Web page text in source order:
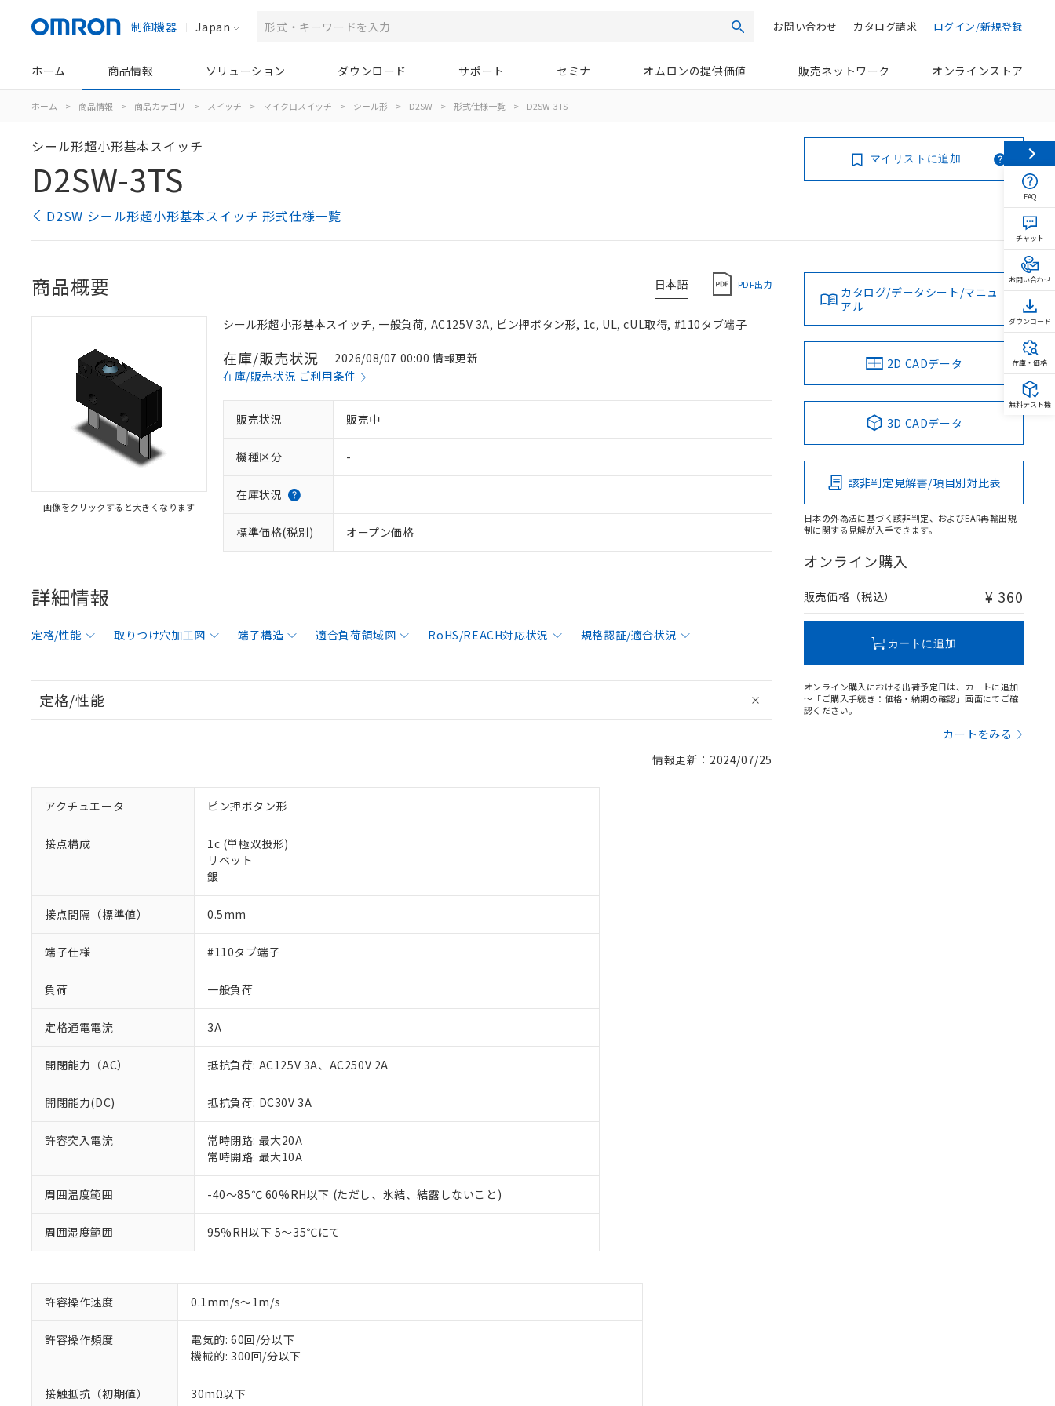
制御機器 Japan 検索 ログイン/新規登録
カタログ請求
お問い合わせ
ホーム 商品情報 ソリューション ダウンロード サポート セミナ オムロンの提供価値 販売ネットワーク オンラインストア
ホーム > 商品情報 > 商品カテゴリ > スイッチ > マイクロスイッチ > シール形 > D2SW > 形式仕様一覧 > D2SW-3TS
シール形超小形基本スイッチ
D2SW-3TS
D2SW シール形超小形基本スイッチ 形式仕様一覧
マイリストに追加
日本語 PDF出力
商品概要
画像をクリックすると大きくなります
シール形超小形基本スイッチ, 一般負荷, AC125V 3A, ピン押ボタン形, 1c, UL, cUL取得, #110タブ端子
在庫/販売状況
2026/08/07 00:00 情報更新
在庫/販売状況 ご利用条件
販売状況 販売中
機種区分 -
在庫状況
標準価格(税別) オープン価格
詳細情報
定格/性能 取りつけ穴加工図 端子構造 適合負荷領域図 RoHS/REACH対応状況 規格認証/適合状況
定格/性能
情報更新：2024/07/25
アクチュエータ ピン押ボタン形
接点構成
1c (単極双投形)
リベット
銀
接点間隔（標準値） 0.5mm
端子仕様 #110タブ端子
負荷 一般負荷
定格通電電流 3A
開閉能力（AC） 抵抗負荷: AC125V 3A、AC250V 2A
開閉能力(DC) 抵抗負荷: DC30V 3A
許容突入電流
常時閉路: 最大20A
常時開路: 最大10A
周囲温度範囲 -40～85℃ 60%RH以下 (ただし、氷結、結露しないこと)
周囲湿度範囲 95%RH以下 5～35℃にて
許容操作速度 0.1mm/s～1m/s
許容操作頻度
電気的: 60回/分以下
機械的: 300回/分以下
接触抵抗（初期値） 30mΩ以下
カタログ/データシート/マニュ
アル
2D CADデータ
3D CADデータ
該非判定見解書/項目別対比表
日本の外為法に基づく該非判定、およびEAR再輸出規
制に関する見解が入手できます。
オンライン購入
販売価格（税込） ¥ 360
カートに追加
オンライン購入における出荷予定日は、カートに追加
～「ご購入手続き：価格・納期の確認」画面にてご確
認ください。
カートをみる
ご利用条件
以下の条件をお読みいただき、同意のうえご利用ください。
※1 対応状況
調査・確認中：EU RoHS指令（10物質）の非含有の対応状況を調査中または確認中の商品です。
非該当品：ライセンス料など無形物で、有害物質有無と関係のない商品です。
仕入先様の事情により、非含有部品としていたものが、含有品と判明した場合などやむを得ず変更すること
があります。
※1 中国RoHS○×表
FAQ
チャット
お問い合わせ
ダウンロード
在庫・価格
無料テスト機